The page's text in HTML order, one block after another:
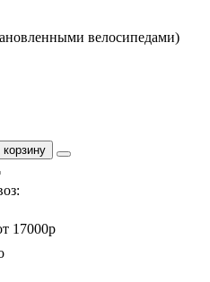
велосипедами)
корзину
17000р